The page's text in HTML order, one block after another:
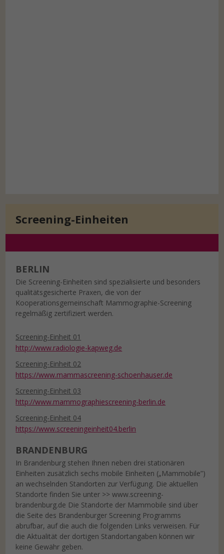
Screening-Einheiten
BERLIN
Die Screening-Einheiten sind spezialisierte und besonders
qualitätsgesicherte Praxen, die von der
Kooperationsgemeinschaft Mammographie-Screening
regelmäßig zertifiziert werden.
Screening-Einheit 01
http://www.radiologie-kapweg.de
Screening-Einheit 02
https://www.mammascreening-schoenhauser.de
Screening-Einheit 03
http://www.mammographiescreening-berlin.de
Screening-Einheit 04
https://www.screeningeinheit04.berlin
BRANDENBURG
In Brandenburg stehen Ihnen neben drei stationären
Einheiten zusätzlich sechs mobile Einheiten („Mammobile”)
an wechselnden Standorten zur Verfügung. Die aktuellen
Standorte finden Sie unter >> www.screening-
brandenburg.de Die Standorte der Mammobile sind über
die Seite des Brandenburger Screening Programms
abrufbar, auf die auch die folgenden Links verweisen. Für
die Aktualität der dortigen Standortangaben können wir
keine Gewähr geben.